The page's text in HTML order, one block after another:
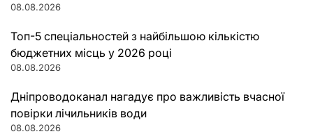
08.08.2026
Топ-5 спеціальностей з найбільшою кількістю
бюджетних місць у 2026 році
08.08.2026
Дніпроводоканал нагадує про важливість вчасної
повірки лічильників води
08.08.2026